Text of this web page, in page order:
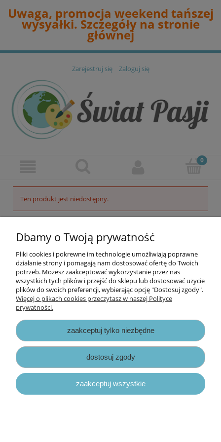
Uwaga, promocja weekend tańszej
wysyałki. Szczegóły na stronie
głównej
Zarejestruj się Zaloguj się
Ten produkt jest niedostępny.
Zniżki
Zapisy prawne
pokaż pełną wersję strony
Sklep internetowy Shoper.pl
Dbamy o Twoją prywatność
Pliki cookies i pokrewne im technologie umożliwiają poprawne
działanie strony i pomagają nam dostosować ofertę do Twoich
potrzeb. Możesz zaakceptować wykorzystanie przez nas
wszystkich tych plików i przejść do sklepu lub dostosować użycie
plików do swoich preferencji, wybierając opcję "Dostosuj zgody".
Więcej o plikach cookies przeczytasz w naszej Polityce
prywatności.
zaakceptuj tylko niezbędne
dostosuj zgody
zaakceptuj wszystkie